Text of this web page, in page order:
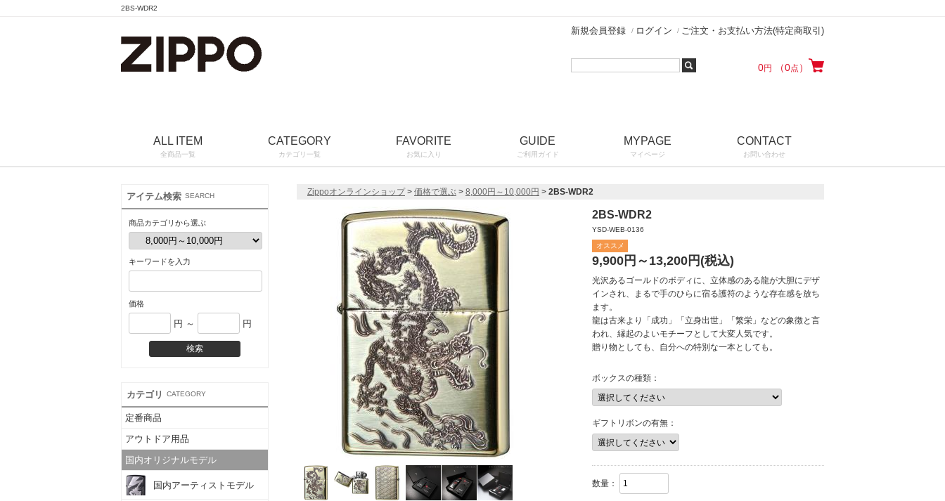
2BS-WDR2
新規会員登録 ログイン ご注文・お支払い方法(特定商取引)
0円 （0点 ）
ALL ITEM
全商品一覧
CATEGORY
カテゴリ一覧
FAVORITE
お気に入り
GUIDE
ご利用ガイド
MYPAGE
マイページ
CONTACT
お問い合わせ
アイテム検索 SEARCH
商品カテゴリから選ぶ
キーワードを入力
価格
円 ～ 円
カテゴリ CATEGORY
定番商品
アウトドア用品
国内オリジナルモデル
国内アーティストモデル
Zippoオンラインショップ> 価格で選ぶ > 8,000円～10,000円 > 2BS-WDR2
2BS-WDR2
YSD-WEB-0136
オススメ
9,900円～13,200円(税込)
光沢あるゴールドのボディに、立体感のある龍が大胆にデザ
インされ、まるで手のひらに宿る護符のような存在感を放ち
ます。
龍は古来より「成功」「立身出世」「繁栄」などの象徴と言
われ、縁起のよいモチーフとして大変人気です。
贈り物としても、自分への特別な一本としても。
ボックスの種類：
ギフトリボンの有無：
数量：